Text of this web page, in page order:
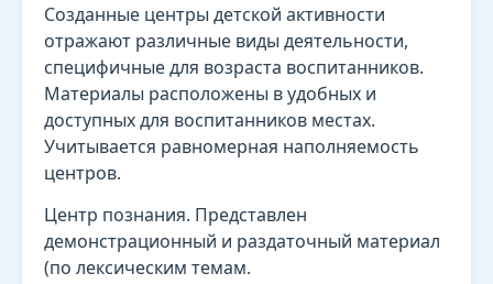
Созданные центры детской активности
отражают различные виды деятельности,
специфичные для возраста воспитанников.
Материалы расположены в удобных и
доступных для воспитанников местах.
Учитывается равномерная наполняемость
центров.
Центр познания. Представлен
демонстрационный и раздаточный материал
(по лексическим темам.